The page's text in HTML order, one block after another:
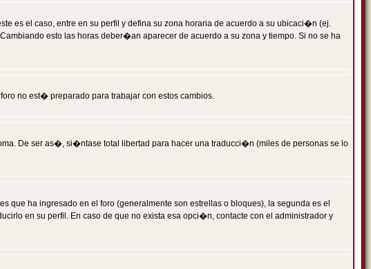
es el caso, entre en su perfil y defina su zona horaria de acuerdo a su ubicaci�n (ej.
esto las horas deber�an aparecer de acuerdo a su zona y tiempo. Si no se ha
no est� preparado para trabajar con estos cambios.
De ser as�, si�ntase total libertad para hacer una traducci�n (miles de personas se lo
ha ingresado en el foro (generalmente son estrellas o bloques), la segunda es el
en su perfil. En caso de que no exista esa opci�n, contacte con el administrador y